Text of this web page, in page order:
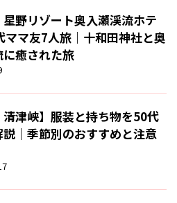
星野リゾート奥入瀬渓流ホテ
ママ友7人旅｜十和田神社と奥
癒された旅
清津峡】服装と持ち物を50代
説｜季節別のおすすめと注意